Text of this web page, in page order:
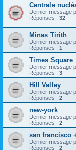
Centrale
Dernier message
Réponses : 32
Minas Tirith
Dernier message
Réponses : 1
Times Square
Dernier message
Réponses : 3
Hill Valley
Dernier message
Réponses : 2
new-york
Dernier message
Réponses : 2
san francisco
Dernier message
Réponses : 2